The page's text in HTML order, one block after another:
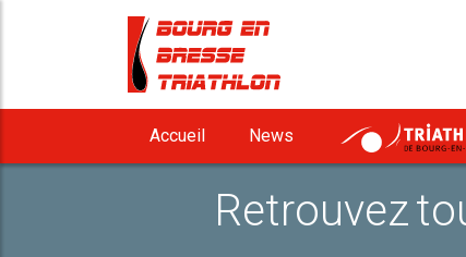
Accueil News
Retrouvez